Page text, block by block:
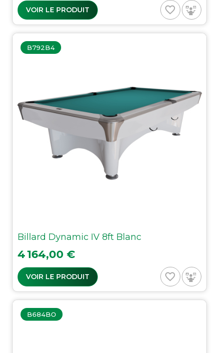
VOIR LE PRODUIT favorite_border
B792B4
Billard Dynamic IV 8ft Blanc
Prix
4 164,00 €
VOIR LE PRODUIT favorite_border
B684BO